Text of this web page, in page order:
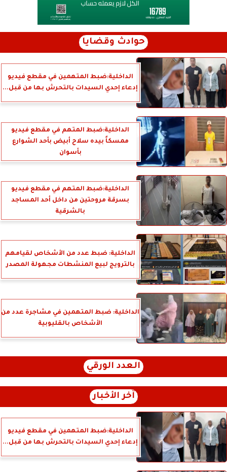
حوادث وقضايا
الداخلية:ضبط المتهمين في مقطع فيديو
إدعاء إحدي السيدات بالتحرش بها من قبل...
الداخلية:ضبط المتهم في مقطع فيديو
ممسكاً بيده سلاح أبيض بأحد الشوارع
بأسوان
الداخلية:ضبط المتهم في مقطع فيديو
بسرقة مروحتين من داخل أحد المساجد
بالشرقية
الداخلية: ضبط عدد من الأشخاص لقيامهم
بالترويج لبيع المنشطات مجهولة المصدر
الداخلية: ضبط المتهمين في مشاجرة عدد من
الأشخاص بالقليوبية
العدد الورقي
آخر الأخبار
الداخلية:ضبط المتهمين في مقطع فيديو
إدعاء إحدي السيدات بالتحرش بها من قبل...